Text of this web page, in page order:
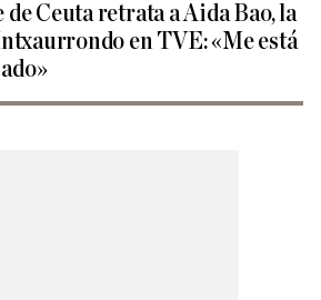
Ceuta retrata a Aida Bao, la
en TVE: «Me está